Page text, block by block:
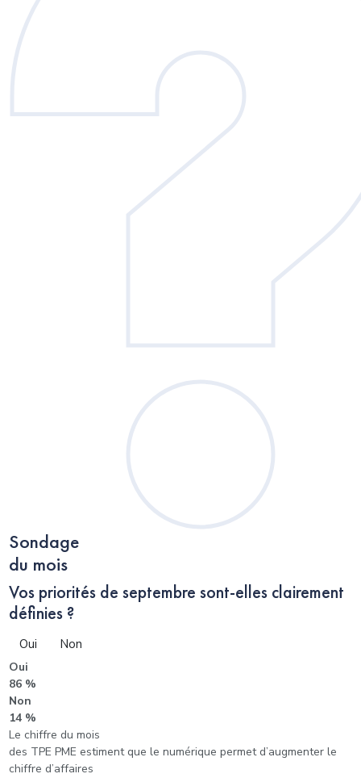
Sondage
du mois
Vos priorités de septembre sont-elles clairement
définies ?
Oui Non
Oui
86 %
Non
14 %
Le chiffre du mois
des TPE PME estiment que le numérique permet d’augmenter le
chiffre d’affaires